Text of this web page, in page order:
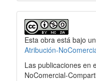
Esta obra está bajo
Atribución-
Las publicaciones en
NoComercial-